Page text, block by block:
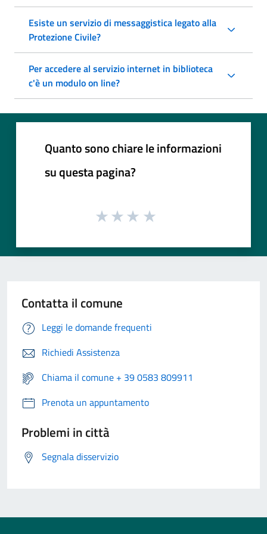
Esiste un servizio di messaggistica legato alla
Protezione Civile?
Per accedere al servizio internet in biblioteca
c'è un modulo on line?
Quanto sono chiare le informazioni
su questa pagina?
Contatta il comune
Leggi le domande frequenti
Richiedi Assistenza
Chiama il comune + 39 0583 809911
Prenota un appuntamento
Problemi in città
Segnala disservizio